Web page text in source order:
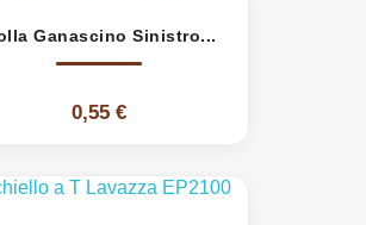
Ganascino Sinistro...
0,55 €